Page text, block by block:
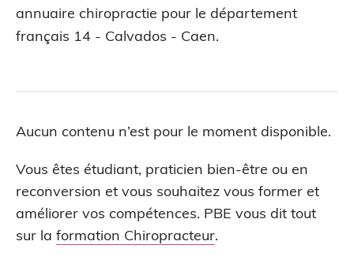
annuaire chiropractie pour le département
français 14 - Calvados - Caen.
Aucun contenu n’est pour le moment disponible.
Vous êtes étudiant, praticien bien-être ou en
reconversion et vous souhaitez vous former et
améliorer vos compétences. PBE vous dit tout
sur la formation Chiropracteur.